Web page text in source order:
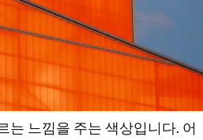
는 느낌을 주는 색상입니다. 어